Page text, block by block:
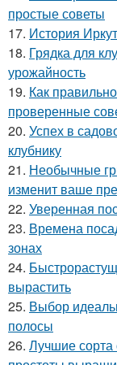
простые советы
17. История
18. Грядка для
урожайность
19. Как
проверенные
20. Успех в
клубнику
21. Необычные
изменит ваше
22. Уверенная
23. Времена
зонах
24.
вырастить
25. Выбор
полосы
26. Лучшие сорта